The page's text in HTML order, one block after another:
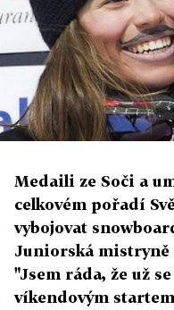
Medaili ze Soči a
celkovém pořadí
vybojovat
Juniorská mistryně
"Jsem ráda, že už
víkendovým